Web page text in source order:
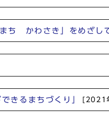
ち かわさき」をめざし
きるまちづくり」 [2021